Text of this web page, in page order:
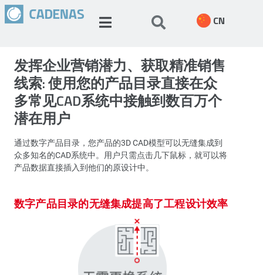
CN
发挥企业营销潜力、获取精准销售
线索: 使用您的产品目录直接在众
多常见CAD系统中接触到数百万个
潜在用户
通过数字产品目录，您产品的3D CAD模型可以无缝集成到
众多知名的CAD系统中。用户只需点击几下鼠标，就可以将
产品数据直接插入到他们的原设计中。
数字产品目录的无缝集成提高了工程设计效率